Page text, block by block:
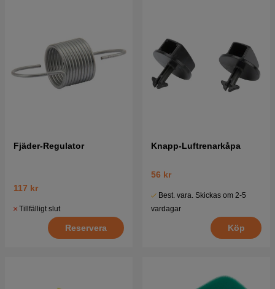
Fjäder-Regulator
117 kr
Tillfälligt slut
Reservera
Knapp-Luftrenarkåpa
56 kr
Best. vara. Skickas om 2-5
vardagar
Köp